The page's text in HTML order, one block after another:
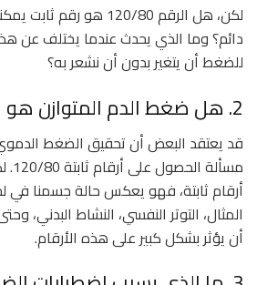
لكن، هل الرقم 120/80 هو
دائم؟ وما الذي يحدث عندما يختلف عن
للضغط أن يتغير بدون أن نشعر به؟
2. هل ضغط الدم المتوازن هو مجرد أرقام؟
قد يعتقد البعض أن تحقيق الضغط
أرقام ثابتة، فهو يعكس حالة جسمنا في
المثال، التوتر النفسي، النشاط البدني،
أن يؤثر بشكل كبير على هذه الأرقام.